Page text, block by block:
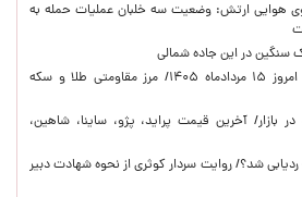
هوایی ارتش: وضعیت سه خلبان عملیات حمله به
سنگین در این جاده شمالی
قیمت جدید طلا و سکه امروز ۱۵ مردادماه ۱۴۰۵/ مرز مقاومتی طلا و سکه
بازار/ آخرین قیمت پراید، پژو، ساینا، شاهین،
شد؟/ روایت سردار کوثری از نحوه شهادت دبیر